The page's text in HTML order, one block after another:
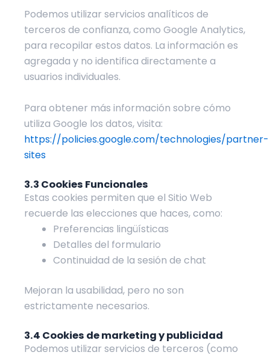
Podemos utilizar servicios analíticos de
terceros de confianza, como Google Analytics,
para recopilar estos datos. La información es
agregada y no identifica directamente a
usuarios individuales.
Para obtener más información sobre cómo
utiliza Google los datos, visita:
https://policies.google.com/technologies/partner-
sites
3.3 Cookies Funcionales
Estas cookies permiten que el Sitio Web
recuerde las elecciones que haces, como:
Preferencias lingüísticas
Detalles del formulario
Continuidad de la sesión de chat
Mejoran la usabilidad, pero no son
estrictamente necesarios.
3.4 Cookies de marketing y publicidad
Podemos utilizar servicios de terceros (como